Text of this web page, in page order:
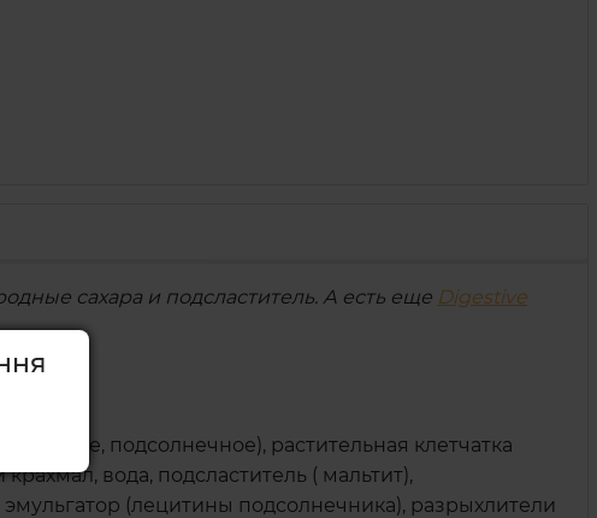
сахара и подсластитель. А есть еще Digestive
подсолнечное), растительная клетчатка
вода, подсластитель ( мальтит),
(лецитины подсолнечника), разрыхлители